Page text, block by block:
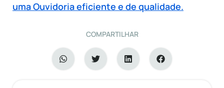
uma Ouvidoria eficiente e de qualidade.
COMPARTILHAR